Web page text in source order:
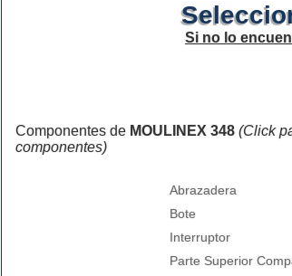
Si no lo
Componentes de MOULINEX 348 (Click
componentes)
Abrazadera
Bote
Interruptor
Parte Superior